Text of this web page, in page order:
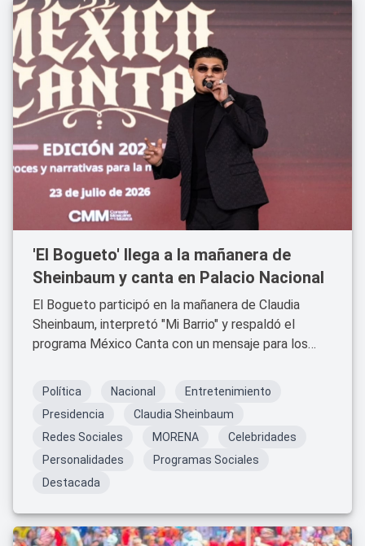
'El Bogueto' llega a la mañanera de
Sheinbaum y canta en Palacio Nacional
El Bogueto participó en la mañanera de Claudia
Sheinbaum, interpretó "Mi Barrio" y respaldó el
programa México Canta con un mensaje para los
Política Nacional
Entretenimiento
Presidencia
Claudia Sheinbaum
Redes Sociales
MORENA
Celebridades
Personalidades
Programas Sociales
Destacada